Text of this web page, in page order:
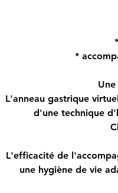
*
L'anneau gastrique
d'une technique
L'efficacité de
une hygiène de vie